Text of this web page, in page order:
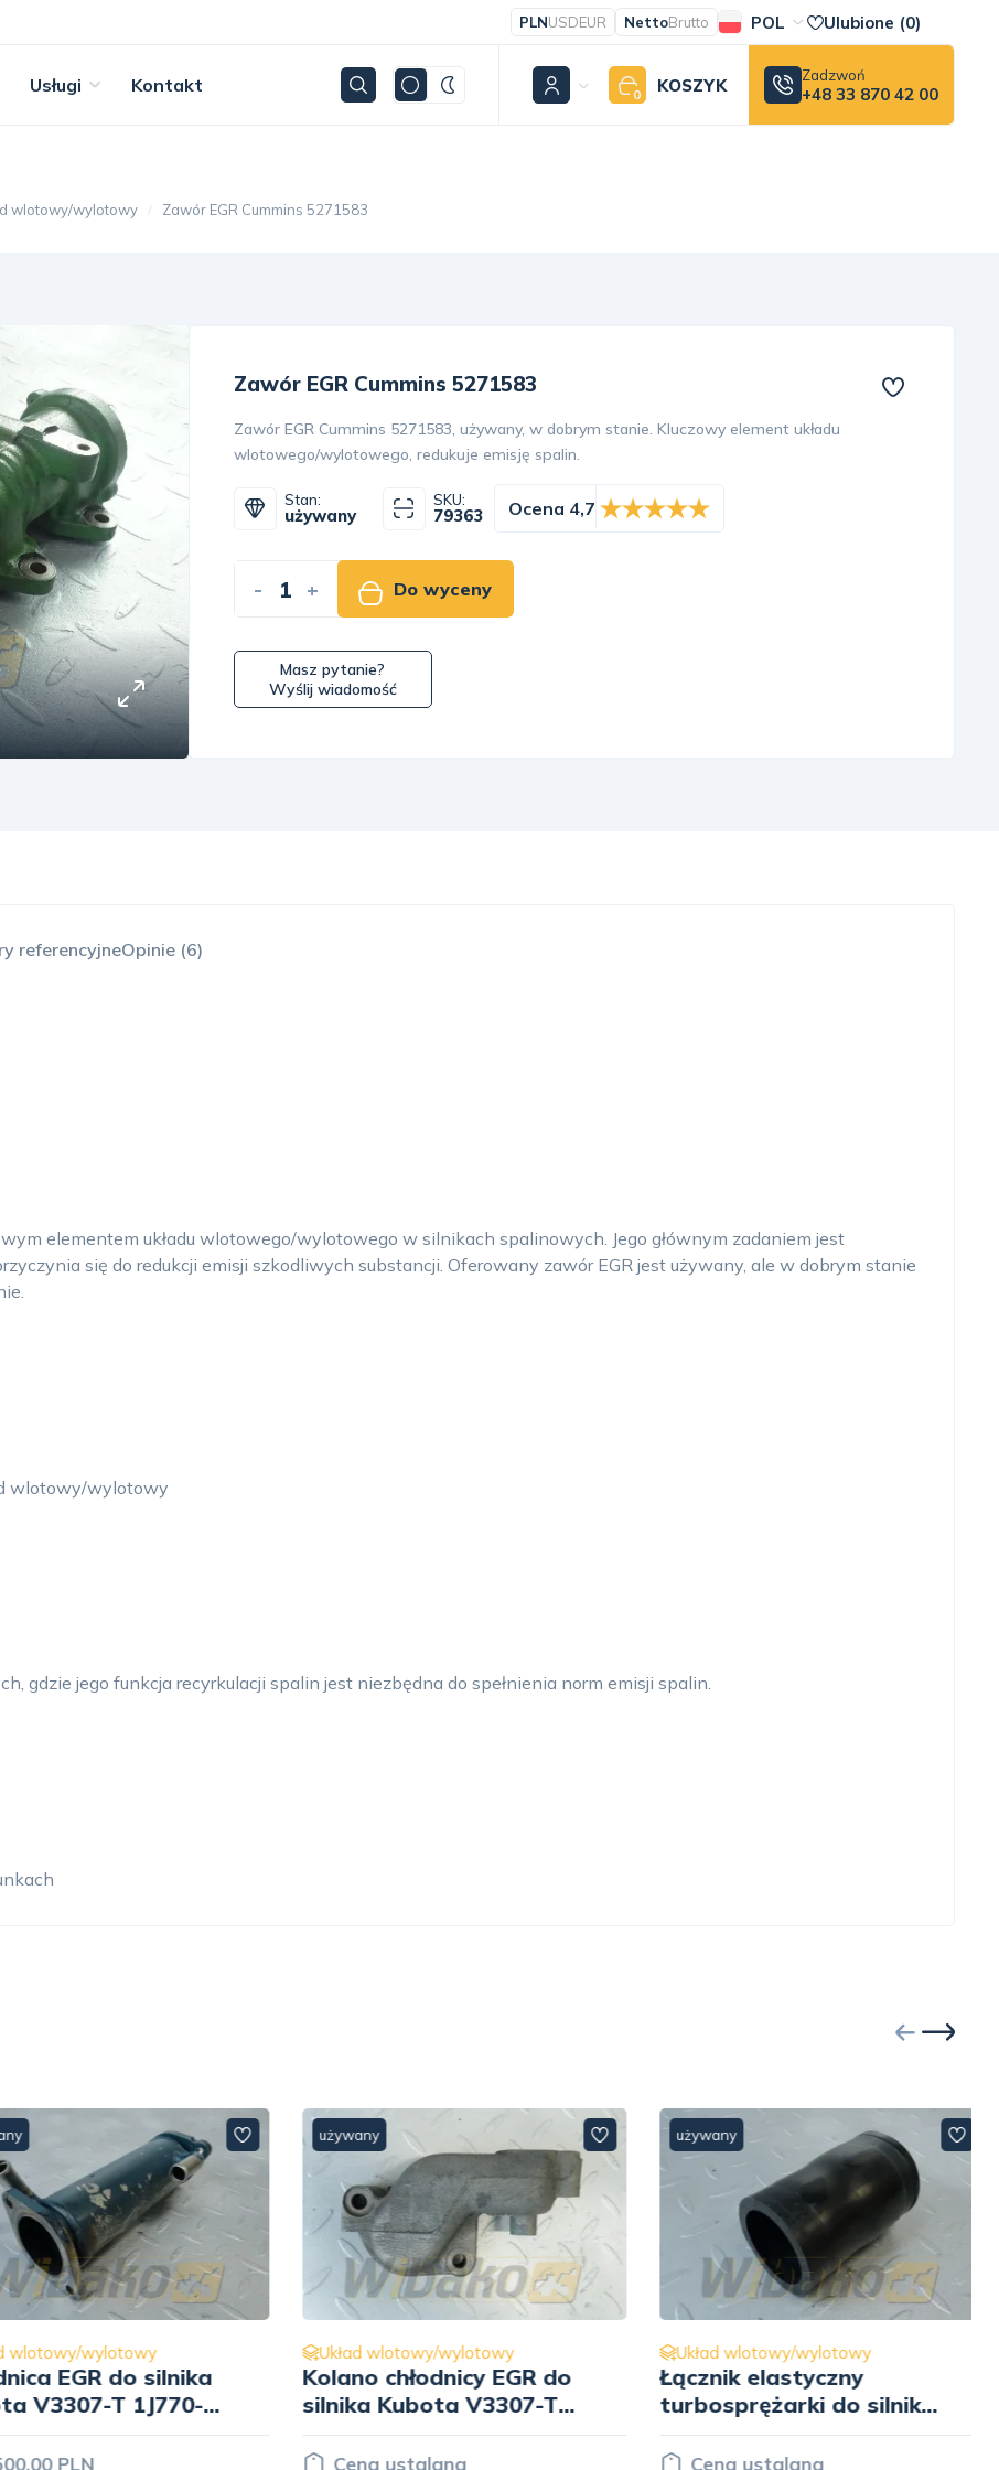
PLNUSDEUR NettoBrutto POL Ulubione (0)
Usługi Kontakt 0 KOSZYK Zadzwoń
+48 33 870 42 00
wlotowy/wylotowy Zawór EGR Cummins 5271583
Zawór EGR Cummins 5271583
Zawór EGR Cummins 5271583, używany, w dobrym stanie. Kluczowy element układu
wlotowego/wylotowego, redukuje emisję spalin.
Stan:
używany
SKU:
79363 Ocena 4,7
- + Do wyceny
Masz pytanie?
Wyślij wiadomość
referencyjneOpinie (6)
elementem układu wlotowego/wylotowego w silnikach spalinowych. Jego głównym zadaniem jest
się do redukcji emisji szkodliwych substancji. Oferowany zawór EGR jest używany, ale w dobrym stanie
wlotowy/wylotowy
gdzie jego funkcja recyrkulacji spalin jest niezbędna do spełnienia norm emisji spalin.
wylotowy
EGR do silnika
V3307-T 1J770-
PLN
używany
Układ wlotowy/wylotowy
Kolano chłodnicy EGR do
silnika Kubota V3307-T
1J770-17310
Cena ustalana
używany
Układ wlotowy/wylotowy
Łącznik elastyczny
turbosprężarki do silnika
Kubota V3307-T 1G777-
11620
Cena ustalana